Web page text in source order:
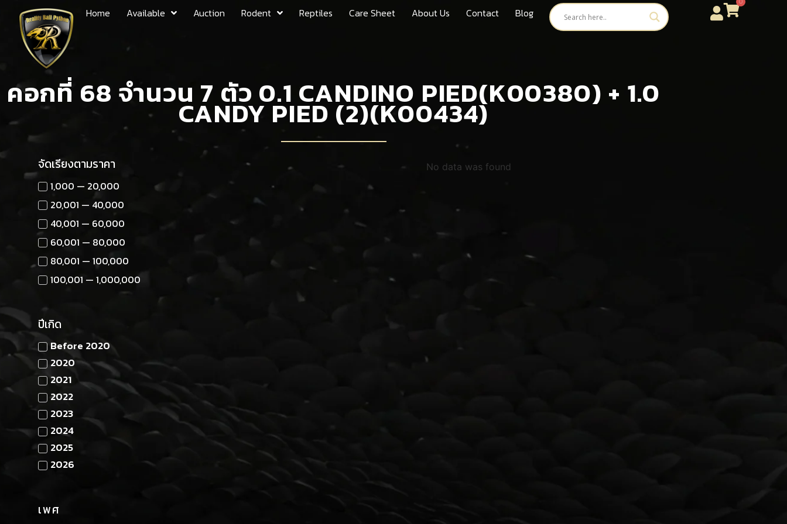
Home Available Auction Rodent Reptiles Care Sheet About Us Contact Blog
คอกที่ 68 จำนวน 7 ตัว 0.1 CANDINO PIED(K00380) + 1.0
CANDY PIED (2)(K00434)
จัดเรียงตามราคา
1,000 — 20,000
20,001 — 40,000
40,001 — 60,000
60,001 — 80,000
80,001 — 100,000
100,001 — 1,000,000
ปีเกิด
Before 2020
2020
2021
2022
2023
2024
2025
2026
เพศ
No data was found